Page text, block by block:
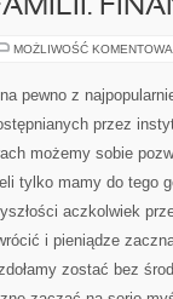
MOŻLIWOŚĆ
pewno z
przez
możemy sobie
tylko mamy do tego
aczkolwiek
i pieniądze
zostać bez